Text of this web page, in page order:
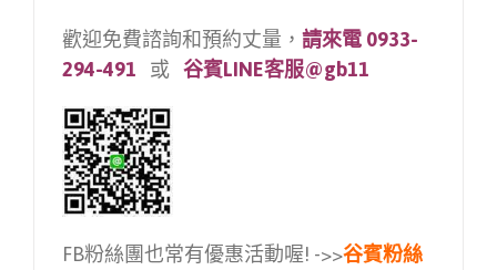
歡迎免費諮詢和預約丈量， 請來電 0933-
294-491
或 谷賓LINE客服@gb11
FB粉絲團也常有優惠活動喔! ->>谷賓粉絲